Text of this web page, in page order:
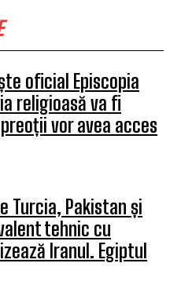
oficial Episcopia
religioasă va fi
vor avea acces
Turcia, Pakistan și
tehnic cu
Iranul. Egiptul